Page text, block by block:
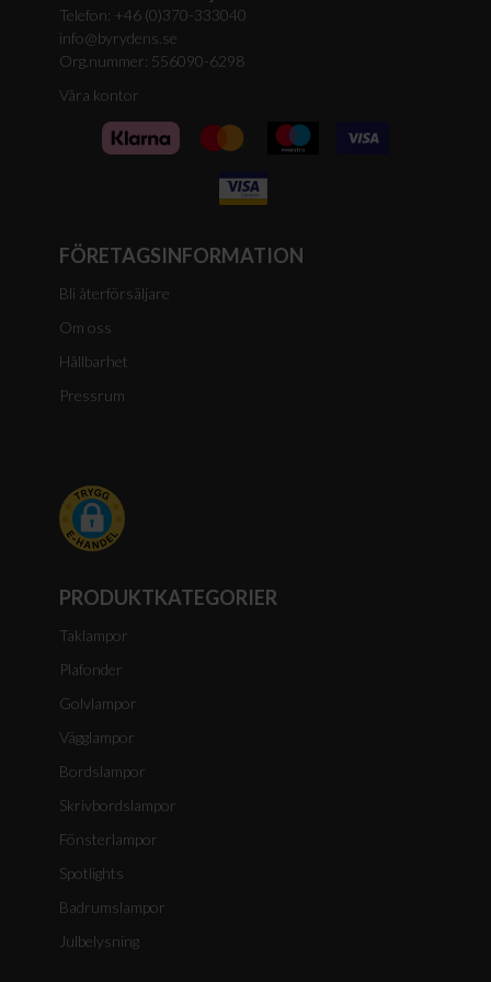
Telefon: +46 (0)370-333040
info@byrydens.se
Org.nummer: 556090-6298
Våra kontor
FÖRETAGSINFORMATION
Bli återförsäljare
Om oss
Hållbarhet
Pressrum
PRODUKTKATEGORIER
Taklampor
Plafonder
Golvlampor
Vägglampor
Bordslampor
Skrivbordslampor
Fönsterlampor
Spotlights
Badrumslampor
Julbelysning